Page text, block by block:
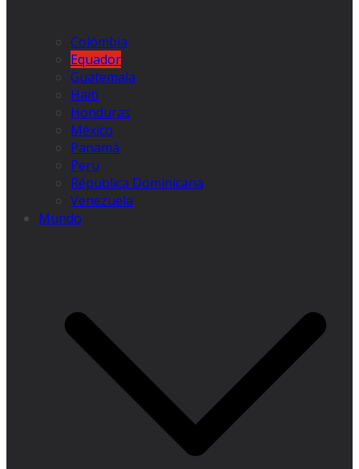
Colômbia
Equador
Guatemala
Haiti
Honduras
México
Panamá
Peru
Républica Dominicana
Venezuela
Mundo